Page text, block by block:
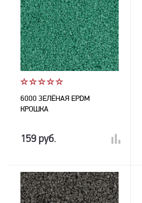
6000 ЗЕЛЁНАЯ EPDM
КРОШКА
159 руб.